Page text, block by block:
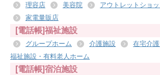
理容店
美容院 アウトレットショ
家電量販店
[電話帳]福祉施設
グループホーム 介護施設 在宅介
福祉施設・有料老人ホーム
[電話帳]宿泊施設